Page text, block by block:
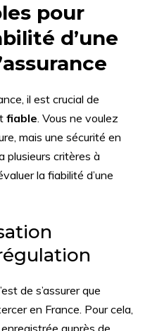
pour
d’une
il est crucial de
fiable. Vous ne voulez
mais une sécurité en
plusieurs critères à
la fiabilité d’une
de s’assurer que
en France. Pour cela,
auprès de